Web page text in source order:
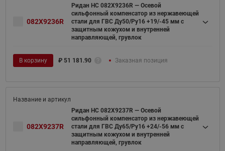
082X9236R
Ридан НС 082X9236R — Осевой
сильфонный компенсатор из нержавеющей
стали для ГВС Ду50/Ру16 +19/-45 мм с
защитным кожухом и внутренней
направляющей, грувлок
В корзину ₽ 51 181.90 Заказная позиция
082X9237R
Ридан НС 082X9237R — Осевой
сильфонный компенсатор из нержавеющей
стали для ГВС Ду65/Ру16 +24/-56 мм с
защитным кожухом и внутренней
направляющей, грувлок